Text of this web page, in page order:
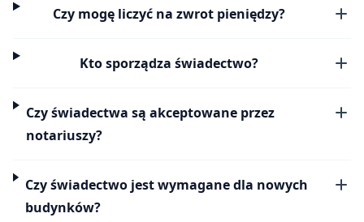
Czy mogę liczyć na zwrot pieniędzy?
Kto sporządza świadectwo?
Czy świadectwa są akceptowane przez
notariuszy?
Czy świadectwo jest wymagane dla nowych
budynków?